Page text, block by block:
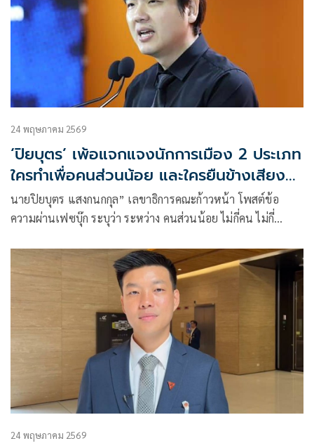
24 พฤษภาคม 2569
‘ปิยบุตร’ เพ้อแจกแจงนักการเมือง 2 ประเภท
ใครทำเพื่อคนส่วนน้อย และใครยืนข้างเสียง
ส่วนใหญ่
นายปิยบุตร แสงกนกกุล” เลขาธิการคณะก้าวหน้า โพสต์ข้อ
ความผ่านเฟซบุ๊ก ระบุว่า ระหว่าง คนส่วนน้อย ไม่กี่คน ไม่กี่
24 พฤษภาคม 2569